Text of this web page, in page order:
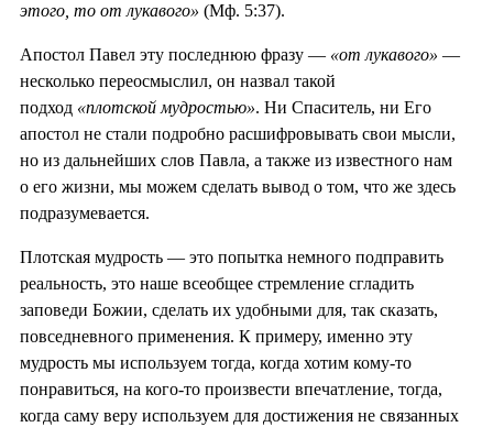
этого, то от лукавого» (Мф. 5:37).
Апостол Павел эту последнюю фразу — «от лукавого» —
несколько переосмыслил, он назвал такой
подход «плотской мудростью». Ни Спаситель, ни Его
апостол не стали подробно расшифровывать свои мысли,
но из дальнейших слов Павла, а также из известного нам
о его жизни, мы можем сделать вывод о том, что же здесь
подразумевается.
Плотская мудрость — это попытка немного подправить
реальность, это наше всеобщее стремление сгладить
заповеди Божии, сделать их удобными для, так сказать,
повседневного применения. К примеру, именно эту
мудрость мы используем тогда, когда хотим кому-то
понравиться, на кого-то произвести впечатление, тогда,
когда саму веру используем для достижения не связанных